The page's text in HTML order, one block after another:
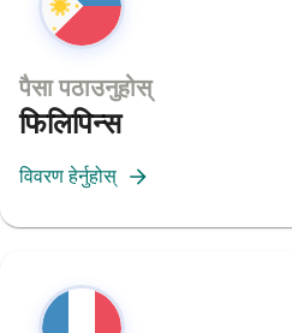
पैसा पठाउनुहोस्
फिलिपिन्स
विवरण हेर्नुहोस्